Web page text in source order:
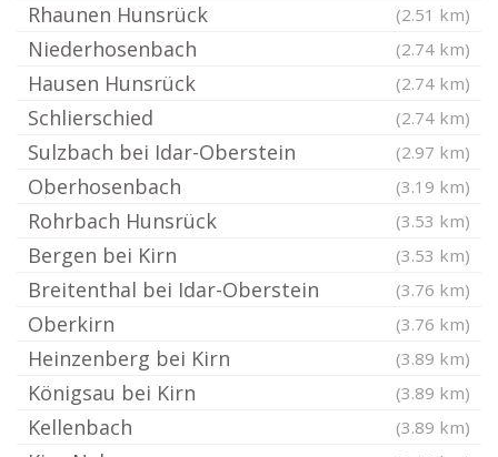
Rhaunen Hunsrück (2.51 km)
Niederhosenbach (2.74 km)
Hausen Hunsrück (2.74 km)
Schlierschied (2.74 km)
Sulzbach bei Idar-Oberstein (2.97 km)
Oberhosenbach (3.19 km)
Rohrbach Hunsrück (3.53 km)
Bergen bei Kirn (3.53 km)
Breitenthal bei Idar-Oberstein (3.76 km)
Oberkirn (3.76 km)
Heinzenberg bei Kirn (3.89 km)
Königsau bei Kirn (3.89 km)
Kellenbach (3.89 km)